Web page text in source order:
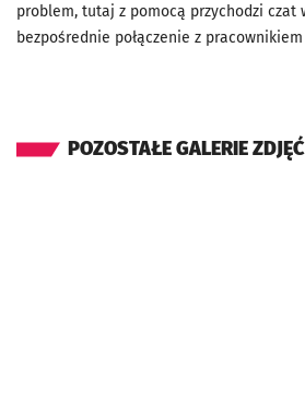
problem, tutaj z pomocą przychodzi czat
bezpośrednie połączenie z
POZOSTAŁE GALERIE ZDJĘĆ